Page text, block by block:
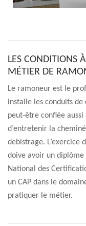
LES CONDITIONS
MÉTIER DE
Le ramoneur est le
installe les conduits
peut-être confiée
d’entretenir la
debistrage. L’exercice
doive avoir un
National des
un CAP dans le
pratiquer le métier.